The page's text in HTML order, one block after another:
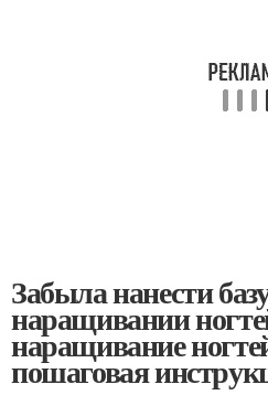
Забыла нанести
наращивании
наращивание
пошаговая